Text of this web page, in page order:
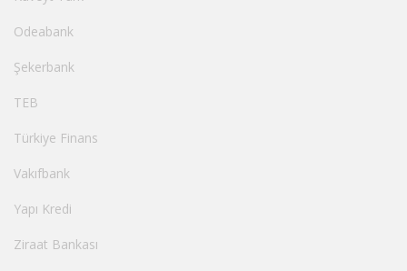
Odeabank
Şekerbank
TEB
Türkiye Finans
Vakıfbank
Yapı Kredi
Ziraat Bankası